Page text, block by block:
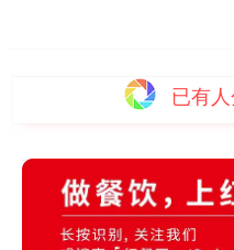
已有